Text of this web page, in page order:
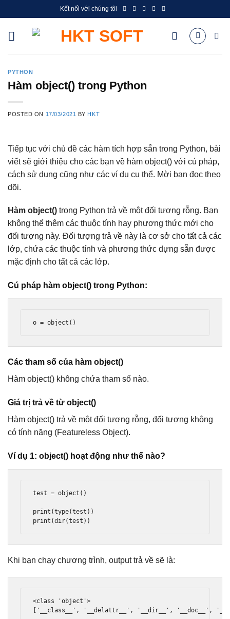
to
content
Kết nối với chúng tôi
PYTHON
Hàm object() trong Python
POSTED ON 17/03/2021 BY HKT
Tiếp tục với chủ đề các hàm tích hợp sẵn trong Python, bài
viết sẽ giới thiệu cho các bạn về hàm object() với cú pháp,
cách sử dụng cũng như các ví dụ cụ thể. Mời bạn đọc theo
dõi.
Hàm object() trong Python trả về một đối tượng rỗng. Bạn
không thể thêm các thuộc tính hay phương thức mới cho
đối tượng này. Đối tượng trả về này là cơ sở cho tất cả các
lớp, chứa các thuộc tính và phương thức dựng sẵn được
mặc định cho tất cả các lớp.
Cú pháp hàm object() trong Python:
o = object()
Các tham số của hàm object()
Hàm object() không chứa tham số nào.
Giá trị trả về từ object()
Hàm object() trả về một đối tượng rỗng, đối tượng không
có tính năng (Featureless Object).
Ví dụ 1: object() hoạt động như thế nào?
test = object()
print(type(test))
print(dir(test))
Khi bạn chạy chương trình, output trả về sẽ là:
<class 'object'>
['__class__', '__delattr__', '__dir__', '__doc__',